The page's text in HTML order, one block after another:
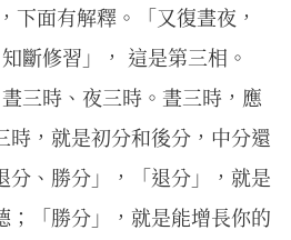
下面有解釋。「又復晝夜，
斷修習」， 這是第三相。
三時、夜三時。晝三時，應
時，就是初分和後分，中分還
分、勝分」，「退分」，就是
；「勝分」，就是能增長你的